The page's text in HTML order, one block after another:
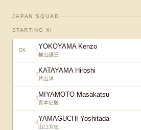
JAPAN SQUAD
STARTING XI
GK 1YOKOYAMA Kenzo
横山謙三
2KATAYAMA Hiroshi
片山洋
3MIYAMOTO Masakatsu
宮本征勝
4YAMAGUCHI Yoshitada
山口芳忠